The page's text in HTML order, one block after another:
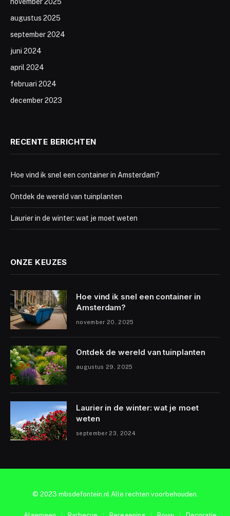
augustus 2025
september 2024
juni 2024
april 2024
februari 2024
december 2023
RECENTE BERICHTEN
Hoe vind ik snel een container in Amsterdam?
Ontdek de wereld van tuinplanten
Laurier in de winter: wat je moet weten
ONZE KEUZES
Hoe vind ik snel een container in
Amsterdam?
november 20, 2025
Ontdek de wereld van tuinplanten
augustus 29, 2025
Laurier in de winter: wat je moet
weten
september 23, 2024
© 2023 mbsdefontein.nl Alle rechten voorbehouden.